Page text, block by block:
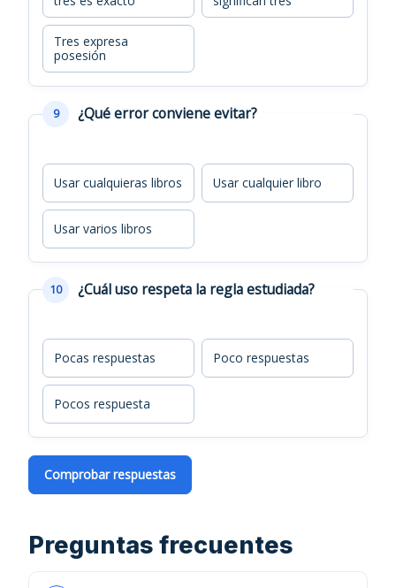
Tres expresa
posesión
9 ¿Qué error conviene evitar?
Usar cualquieras libros Usar cualquier libro
Usar varios libros
10 ¿Cuál uso respeta la regla estudiada?
Pocas respuestas Poco respuestas
Pocos respuesta
Comprobar respuestas
Preguntas frecuentes